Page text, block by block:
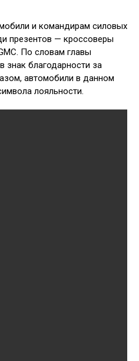
и командирам силовых
презентов — кроссоверы
По словам главы
знак благодарности за
автомобили в данном
лояльности.